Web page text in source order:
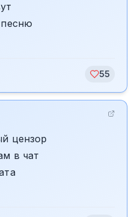
песню
55
цензор
в чат